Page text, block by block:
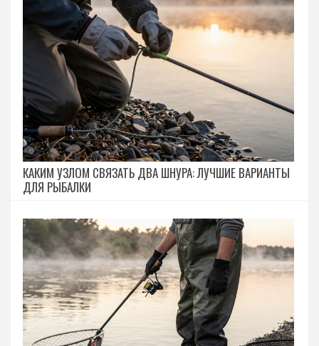
КАКИМ УЗЛОМ СВЯЗАТЬ ДВА ШНУРА: ЛУЧШИЕ ВАРИАНТЫ
ДЛЯ РЫБАЛКИ